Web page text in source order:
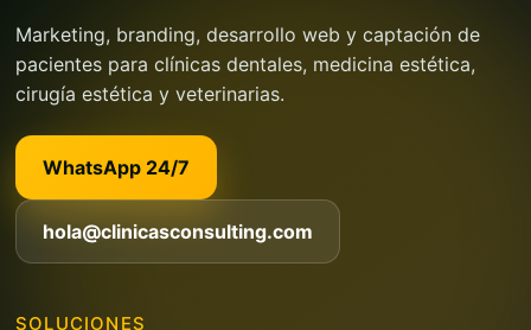
Marketing, branding, desarrollo web y captación de
pacientes para clínicas dentales, medicina estética,
cirugía estética y veterinarias.
WhatsApp 24/7
hola@clinicasconsulting.com
SOLUCIONES